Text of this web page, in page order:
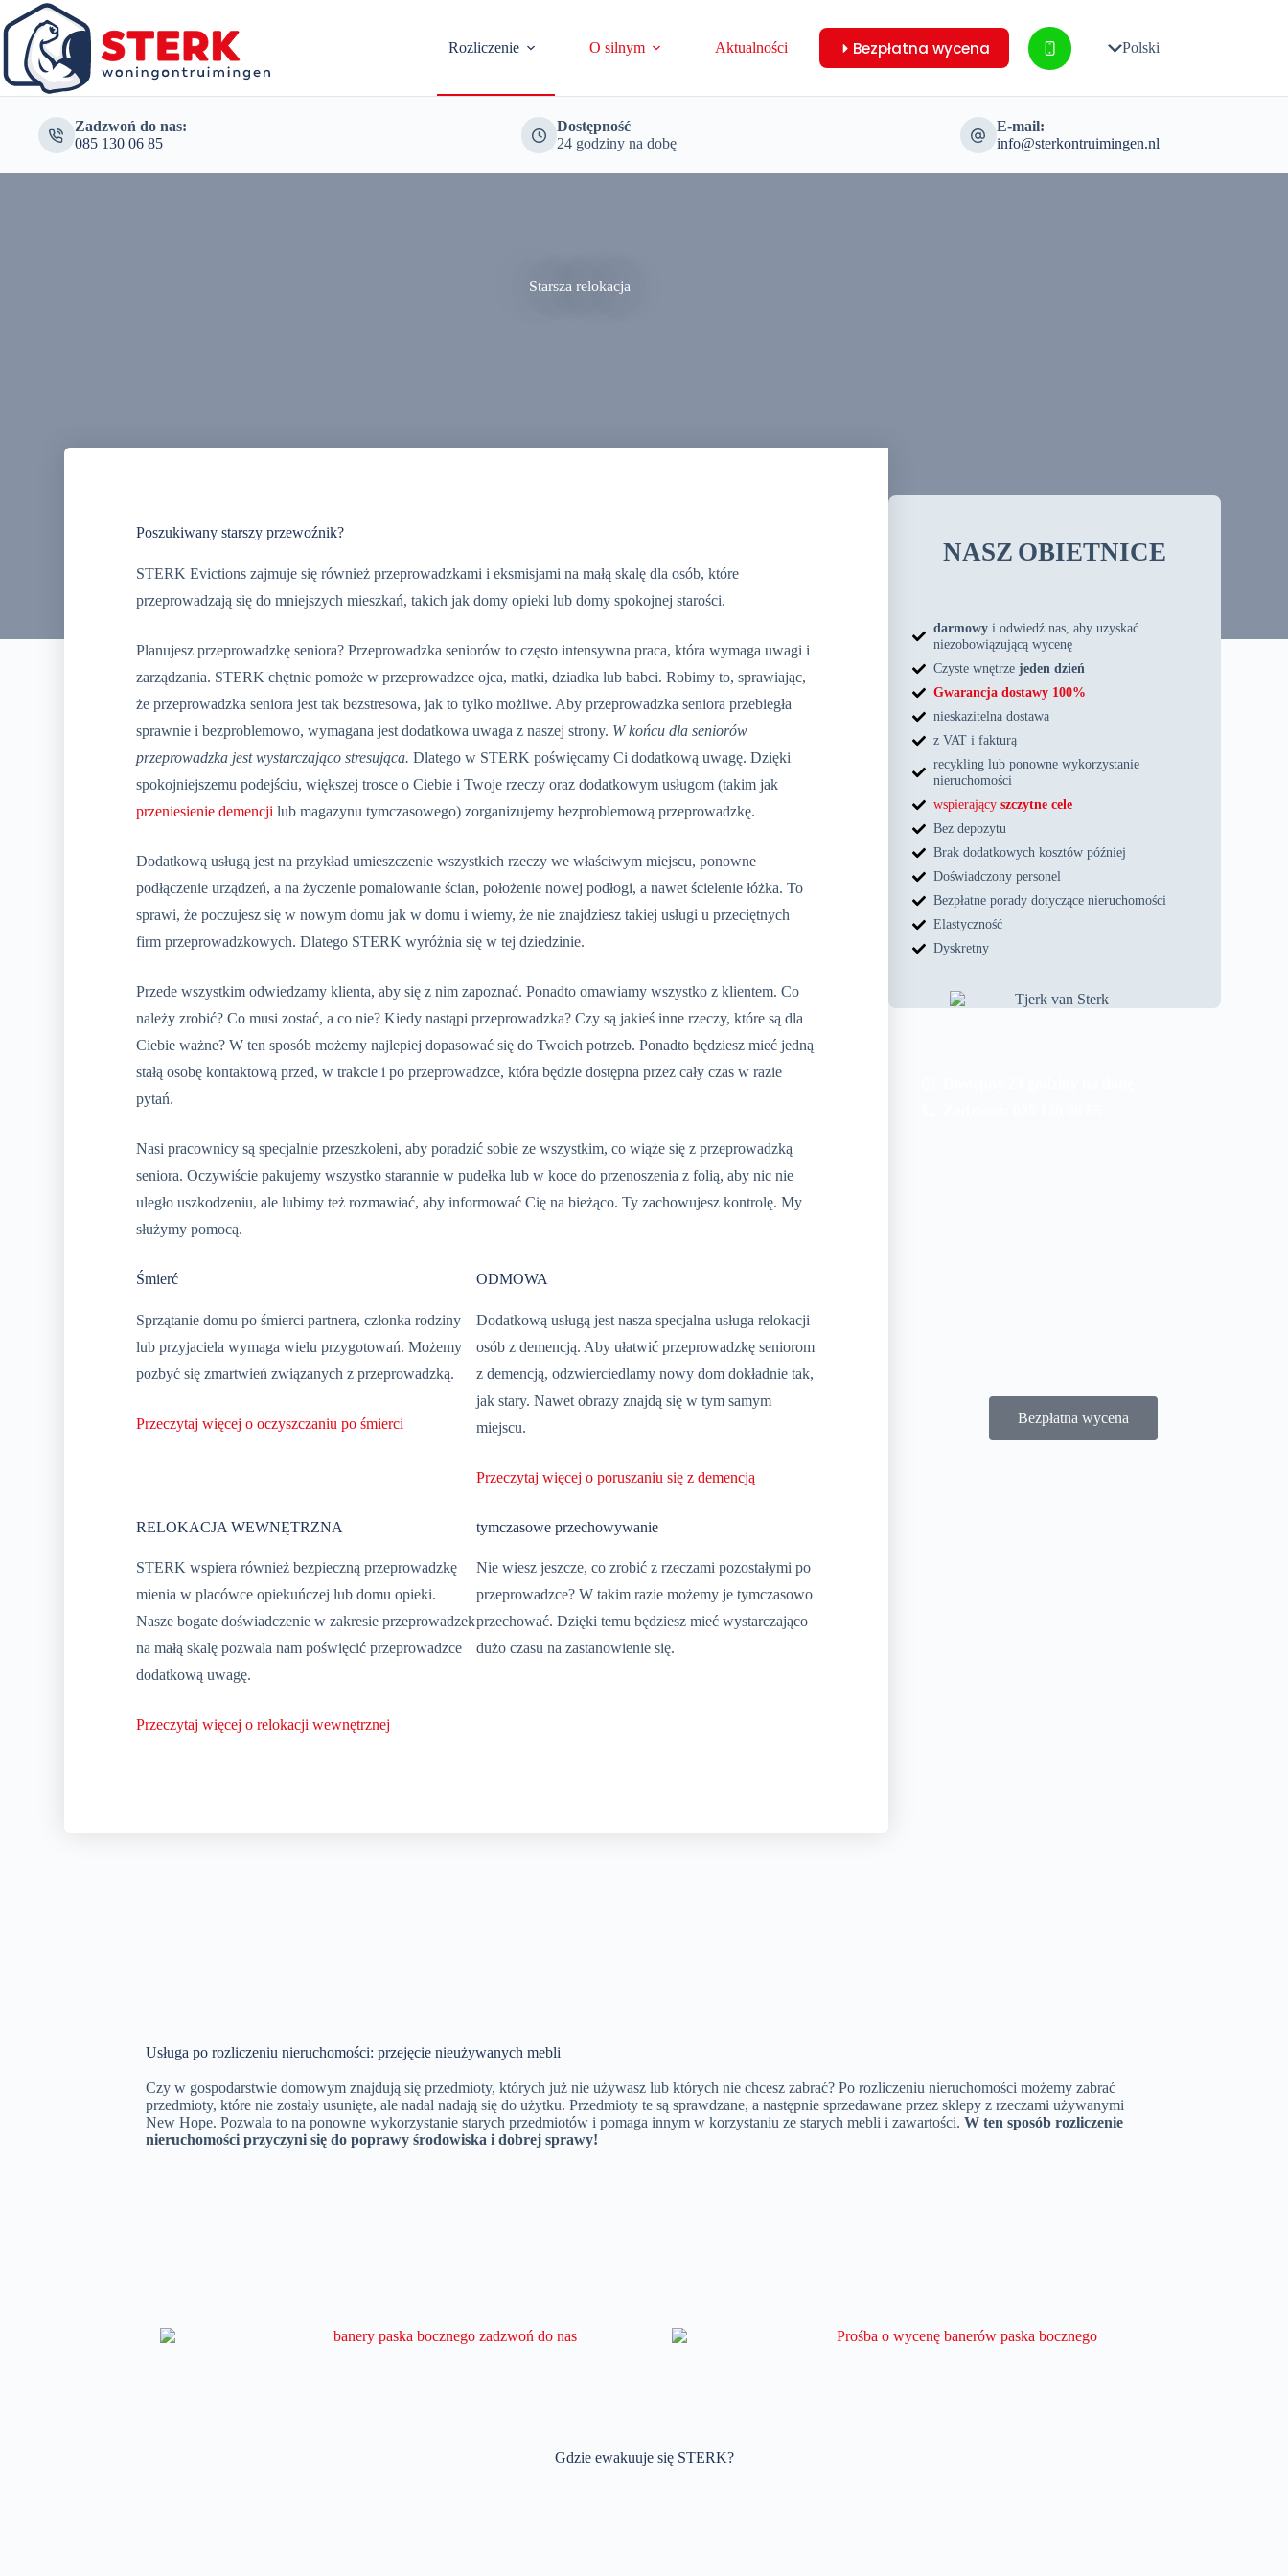
Rozliczenie O silnym Aktualności Bezpłatna wycena Polski
Zadzwoń do nas:
085 130 06 85
Dostępność
24 godziny na dobę
E-mail:
info@sterkontruimingen.nl
Starsza relokacja
Poszukiwany starszy przewoźnik?
STERK Evictions zajmuje się również przeprowadzkami i eksmisjami na małą skalę dla osób, które
przeprowadzają się do mniejszych mieszkań, takich jak domy opieki lub domy spokojnej starości.
Planujesz przeprowadzkę seniora? Przeprowadzka seniorów to często intensywna praca, która wymaga uwagi i
zarządzania. STERK chętnie pomoże w przeprowadzce ojca, matki, dziadka lub babci. Robimy to, sprawiając,
że przeprowadzka seniora jest tak bezstresowa, jak to tylko możliwe. Aby przeprowadzka seniora przebiegła
sprawnie i bezproblemowo, wymagana jest dodatkowa uwaga z naszej strony. W końcu dla seniorów
przeprowadzka jest wystarczająco stresująca. Dlatego w STERK poświęcamy Ci dodatkową uwagę. Dzięki
spokojniejszemu podejściu, większej trosce o Ciebie i Twoje rzeczy oraz dodatkowym usługom (takim jak
przeniesienie demencji lub magazynu tymczasowego) zorganizujemy bezproblemową przeprowadzkę.
Dodatkową usługą jest na przykład umieszczenie wszystkich rzeczy we właściwym miejscu, ponowne
podłączenie urządzeń, a na życzenie pomalowanie ścian, położenie nowej podłogi, a nawet ścielenie łóżka. To
sprawi, że poczujesz się w nowym domu jak w domu i wiemy, że nie znajdziesz takiej usługi u przeciętnych
firm przeprowadzkowych. Dlatego STERK wyróżnia się w tej dziedzinie.
Przede wszystkim odwiedzamy klienta, aby się z nim zapoznać. Ponadto omawiamy wszystko z klientem. Co
należy zrobić? Co musi zostać, a co nie? Kiedy nastąpi przeprowadzka? Czy są jakieś inne rzeczy, które są dla
Ciebie ważne? W ten sposób możemy najlepiej dopasować się do Twoich potrzeb. Ponadto będziesz mieć jedną
stałą osobę kontaktową przed, w trakcie i po przeprowadzce, która będzie dostępna przez cały czas w razie
pytań.
Nasi pracownicy są specjalnie przeszkoleni, aby poradzić sobie ze wszystkim, co wiąże się z przeprowadzką
seniora. Oczywiście pakujemy wszystko starannie w pudełka lub w koce do przenoszenia z folią, aby nic nie
uległo uszkodzeniu, ale lubimy też rozmawiać, aby informować Cię na bieżąco. Ty zachowujesz kontrolę. My
służymy pomocą.
Śmierć
Sprzątanie domu po śmierci partnera, członka rodziny
lub przyjaciela wymaga wielu przygotowań. Możemy
pozbyć się zmartwień związanych z przeprowadzką.
Przeczytaj więcej o oczyszczaniu po śmierci
ODMOWA
Dodatkową usługą jest nasza specjalna usługa relokacji
osób z demencją. Aby ułatwić przeprowadzkę seniorom
z demencją, odzwierciedlamy nowy dom dokładnie tak,
jak stary. Nawet obrazy znajdą się w tym samym
miejscu.
Przeczytaj więcej o poruszaniu się z demencją
RELOKACJA WEWNĘTRZNA
STERK wspiera również bezpieczną przeprowadzkę
mienia w placówce opiekuńczej lub domu opieki.
Nasze bogate doświadczenie w zakresie przeprowadzek
na małą skalę pozwala nam poświęcić przeprowadzce
dodatkową uwagę.
Przeczytaj więcej o relokacji wewnętrznej
tymczasowe przechowywanie
Nie wiesz jeszcze, co zrobić z rzeczami pozostałymi po
przeprowadzce? W takim razie możemy je tymczasowo
przechować. Dzięki temu będziesz mieć wystarczająco
dużo czasu na zastanowienie się.
NASZ OBIETNICE
darmowy i odwiedź nas, aby uzyskać
niezobowiązującą wycenę
Czyste wnętrzejeden dzień
Gwarancja dostawy 100%
nieskazitelna dostawa
z VAT i fakturą
recykling lub ponowne wykorzystanie
nieruchomości
wspierającyszczytne cele
Bez depozytu
Brak dodatkowych kosztów później
Doświadczony personel
Bezpłatne porady dotyczące nieruchomości
Elastyczność
Dyskretny
Bezpłatna wycena
Usługa po rozliczeniu nieruchomości: przejęcie nieużywanych mebli
Czy w gospodarstwie domowym znajdują się przedmioty, których już nie używasz lub których nie chcesz zabrać? Po rozliczeniu nieruchomości możemy zabrać
przedmioty, które nie zostały usunięte, ale nadal nadają się do użytku. Przedmioty te są sprawdzane, a następnie sprzedawane przez sklepy z rzeczami używanymi
New Hope. Pozwala to na ponowne wykorzystanie starych przedmiotów i pomaga innym w korzystaniu ze starych mebli i zawartości.W ten sposób rozliczenie
nieruchomości przyczyni się do poprawy środowiska i dobrej sprawy!
Gdzie ewakuuje się STERK?